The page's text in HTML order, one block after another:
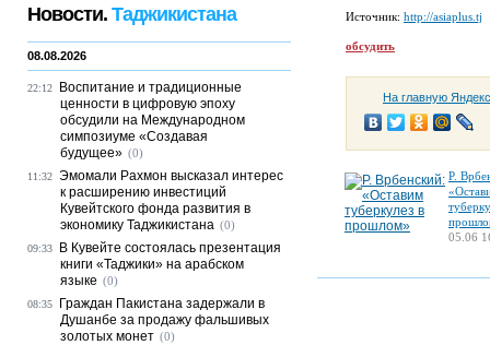
Источник: http://asiaplus.tj
обсудить
На главную
Р.
05.06
Новости. Таджикистана
08.08.2026
22:12
Воспитание и традиционные
ценности в цифровую эпоху
обсудили на Международном
симпозиуме «Создавая
будущее» (0)
11:32 Эмомали Рахмон высказал интерес
к расширению инвестиций
Кувейтского фонда развития в
экономику Таджикистана (0)
09:33
В Кувейте состоялась презентация
книги «Таджики» на арабском
языке (0)
08:35
Граждан Пакистана задержали в
Душанбе за продажу фальшивых
золотых монет (0)